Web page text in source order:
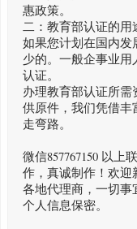
惠政策。
二：教育部认证的用
如果您计划在国内
少的。一般企事业
认证。
办理教育部认证所
供原件，我们凭借
走弯路。
微信857767150 以上
作，真诚制作！欢迎
各地代理商，一切事
个人信息保密。